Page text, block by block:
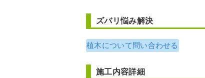
ズバリ悩み解決
植木について問い合わせる
施工内容詳細